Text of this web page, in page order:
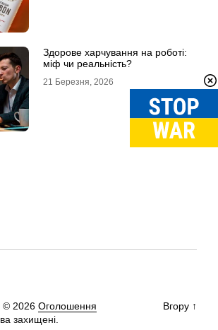
Здорове харчування на роботі:
міф чи реальність?
21 Березня, 2026
© 2026 Оголошення
захищені.
Вгору ↑